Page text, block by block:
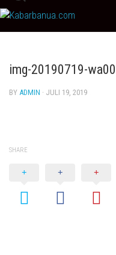
Skip
to
content
img-20190719-
BY ADMIN · JULI 19, 2019
SHARE